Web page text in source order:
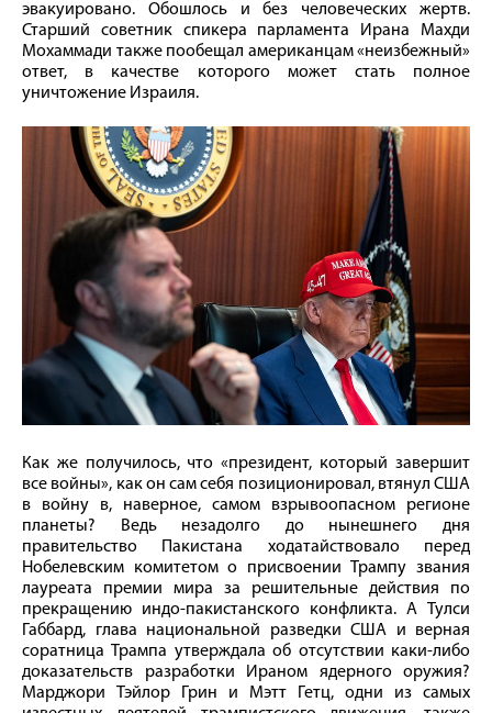
эвакуировано. Обошлось и без человеческих жертв.
Старший советник спикера парламента Ирана Махди
Мохаммади также пообещал американцам «неизбежный»
ответ, в качестве которого может стать полное
уничтожение Израиля.
Как же получилось, что «президент, который завершит
все войны», как он сам себя позиционировал, втянул США
в войну в, наверное, самом взрывоопасном регионе
планеты? Ведь незадолго до нынешнего дня
правительство Пакистана ходатайствовало перед
Нобелевским комитетом о присвоении Трампу звания
лауреата премии мира за решительные действия по
прекращению индо-пакистанского конфликта. А Тулси
Габбард, глава национальной разведки США и верная
соратница Трампа утверждала об отсутствии каки-либо
доказательств разработки Ираном ядерного оружия?
Марджори Тэйлор Грин и Мэтт Гетц, одни из самых